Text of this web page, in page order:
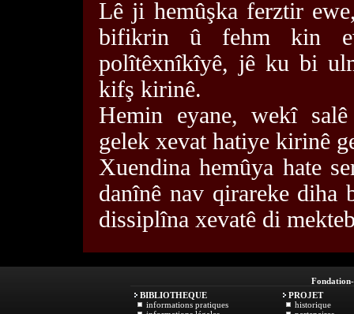
Lê ji hemûşka ferztir
bifikrin û fehm kin
polîtêxnîkîyê, jê ku bi
kifş kirinê.
Hemin eyane, wekî
gelek xevat hatiye kirinê
Xuendina hemûya hate
danînê nav qirareke diha
dissiplîna xevatê di
Fondation
BIBLIOTHEQUE
informations pratiques
PROJET
historique